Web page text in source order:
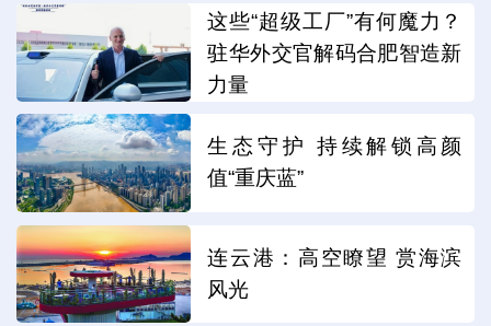
这些“超级工厂”有何魔力？
驻华外交官解码合肥智造新
力量
生态守护 持续解锁高颜
值“重庆蓝”
连云港：高空瞭望 赏海滨
风光